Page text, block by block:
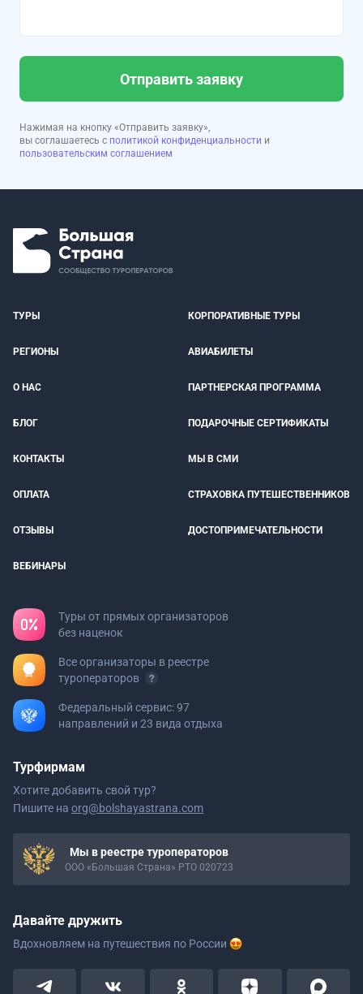
Отправить заявку
Нажимая на кнопку «Отправить заявку»,
вы соглашаетесь с политикой конфиденциальности и
пользовательским соглашением
ТУРЫ КОРПОРАТИВНЫЕ ТУРЫ
РЕГИОНЫ АВИАБИЛЕТЫ
О НАС ПАРТНЕРСКАЯ ПРОГРАММА
БЛОГ ПОДАРОЧНЫЕ СЕРТИФИКАТЫ
КОНТАКТЫ МЫ В СМИ
ОПЛАТА СТРАХОВКА ПУТЕШЕСТВЕННИКОВ
ОТЗЫВЫ ДОСТОПРИМЕЧАТЕЛЬНОСТИ
ВЕБИНАРЫ
Туры от прямых организаторов
без наценок
Все организаторы в реестре
туроператоров
Федеральный сервис: 97
направлений и 23 вида отдыха
Турфирмам
Хотите добавить свой тур?
Пишите на org@bolshayastrana.com
Мы в реестре туроператоров
ООО «Большая Страна» РТО 020723
Давайте дружить
Вдохновляем на путешествия по России